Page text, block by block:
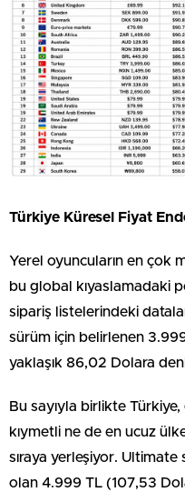
Türkiye Küresel Fiyat
Yerel oyuncuların en çok
bu global kıyaslamadaki
sipariş listelerindeki
sürüm için belirlenen
yaklaşık 86,02 Dolara
Bu sayıyla birlikte
kıymetli ne de en ucuz
sıraya yerleşiyor. Ultimate
olan 4.999 TL (107,53